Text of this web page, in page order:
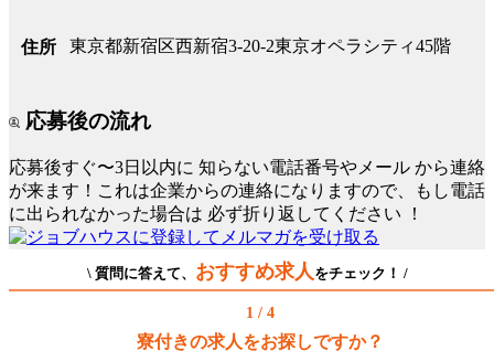
住所 東京都新宿区西新宿3-20-2東京オペラシティ45階
応募後の流れ
応募後すぐ〜3日以内に 知らない電話番号やメール から連絡
が来ます！これは企業からの連絡になりますので、もし電話
に出られなかった場合は 必ず折り返してください ！
\ 質問に答えて、 おすすめ求人 をチェック！ /
1 / 4
寮付きの求人をお探しですか？